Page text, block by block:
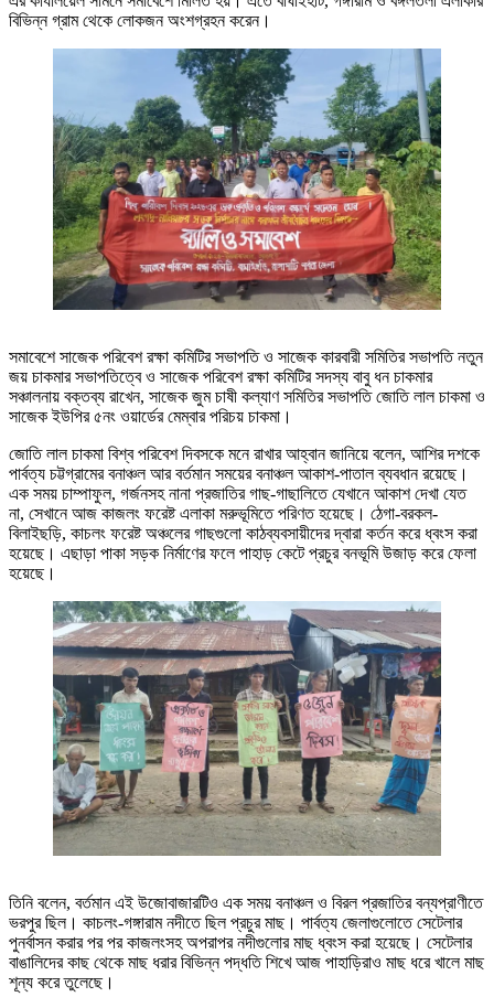
বিভিন্ন গ্রাম থেকে লোকজন অংশগ্রহন করেন।
সমাবেশে সাজেক পরিবেশ রক্ষা কমিটির সভাপতি ও সাজেক কারবারী সমিতির সভাপতি নতুন
জয় চাকমার সভাপতিত্বে ও সাজেক পরিবেশ রক্ষা কমিটির সদস্য বাবু ধন চাকমার
সঞ্চালনায় বক্তব্য রাখেন, সাজেক জুম চাষী কল্যাণ সমিতির সভাপতি জোতি লাল চাকমা ও
সাজেক ইউপির ৫নং ওয়ার্ডের মেম্বার পরিচয় চাকমা।
জোতি লাল চাকমা বিশ্ব পরিবেশ দিবসকে মনে রাখার আহ্বান জানিয়ে বলেন, আশির দশকে
পার্বত্য চট্টগ্রামের বনাঞ্চল আর বর্তমান সময়ের বনাঞ্চল আকাশ-পাতাল ব্যবধান রয়েছে।
এক সময় চাম্পাফুল, গর্জনসহ নানা প্রজাতির গাছ-গাছালিতে যেখানে আকাশ দেখা যেত
না, সেখানে আজ কাজলং ফরেষ্ট এলাকা মরুভূমিতে পরিণত হয়েছে। ঠেগা-বরকল-
বিলাইছড়ি, কাচলং ফরেষ্ট অঞ্চলের গাছগুলো কাঠব্যবসায়ীদের দ্বারা কর্তন করে ধ্বংস করা
হয়েছে। এছাড়া পাকা সড়ক নির্মাণের ফলে পাহাড় কেটে প্রচুর বনভূমি উজাড় করে ফেলা
হয়েছে।
তিনি বলেন, বর্তমান এই উজোবাজারটিও এক সময় বনাঞ্চল ও বিরল প্রজাতির বন্যপ্রাণীতে
ভরপুর ছিল। কাচলং-গঙ্গারাম নদীতে ছিল প্রচুর মাছ। পার্বত্য জেলাগুলোতে সেটেলার
পুনর্বাসন করার পর পর কাজলংসহ অপরাপর নদীগুলোর মাছ ধ্বংস করা হয়েছে। সেটেলার
বাঙালিদের কাছ থেকে মাছ ধরার বিভিন্ন পদ্ধতি শিখে আজ পাহাড়িরাও মাছ ধরে খালে মাছ
শূন্য করে তুলেছে।